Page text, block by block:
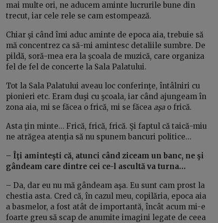
mai multe ori, ne aducem aminte lucrurile bune din
trecut, iar cele rele se cam estompează.
Chiar şi când îmi aduc aminte de epoca aia, trebuie să
mă concentrez ca să-mi amintesc detaliile sumbre. De
pildă, soră-mea era la şcoala de muzică, care organiza
fel de fel de concerte la Sala Palatului.
Tot la Sala Palatului aveau loc conferinţe, întâlniri cu
pionieri etc. Eram duşi cu şcoala, iar când ajungeam în
zona aia, mi se făcea o frică, mi se făcea aşao frică.
Asta ţin minte… Frică, frică, frică. Şi faptul că taică-miu
ne atrăgea atenţia să nu spunem bancuri politice…
– Îţi aminteşti că, atunci când ziceam un banc, ne şi
gândeam care dintre cei ce-l ascultă va turna…
– Da, dar eu nu mă gândeam aşa. Eu sunt cam prost la
chestia asta. Cred că, în cazul meu, copilăria, epoca aia
a basmelor, a fost atât de importantă, încât acum mi-e
foarte greu să scap de anumite imagini legate de ceea